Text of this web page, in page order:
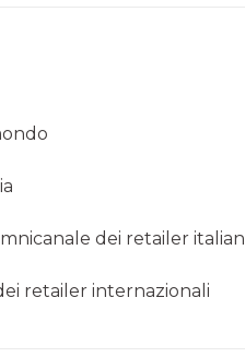
dei retailer
retailer internazionali